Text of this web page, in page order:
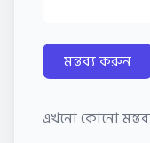
মন্তব্য করুন
এখনো কোনো